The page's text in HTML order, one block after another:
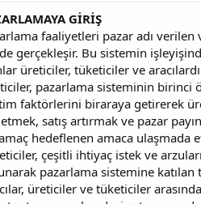
GİRİŞ
faaliyetleri pazar adı
gerçekleşir. Bu sistemin
üreticiler, tüketiciler ve
pazarlama sisteminin birinci
faktörlerini biraraya getirerek
satış artırmak ve pazar
hedeflenen amaca
çeşitli ihtiyaç istek ve
pazarlama sistemine katılan
üreticiler ve tüketiciler